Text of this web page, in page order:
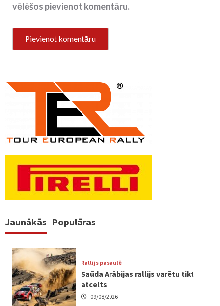
vēlēšos pievienot komentāru.
Jaunākās Populāras
Rallijs pasaulē
Saūda Arābijas rallijs varētu tikt
atcelts
09/08/2026